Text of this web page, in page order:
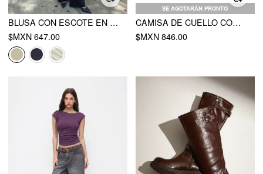
BLUSA CON ESCOTE EN V, FRUNCIDA Y CON LAZO
$MXN 647.00
SE AGOTARÁN PRONTO
CAMISA DE CUELLO CON RAYAS DE MEZCLA DE ALGODÓN
$MXN 846.00